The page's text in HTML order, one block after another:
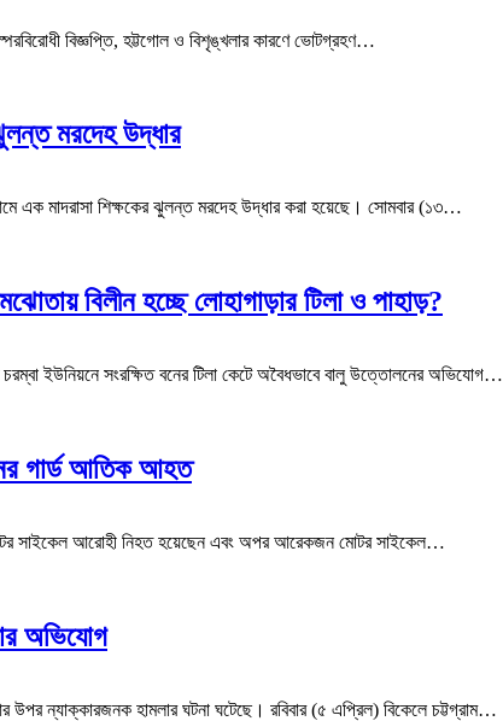
বিজ্ঞপ্তি, হট্টগোল ও বিশৃঙ্খলার কারণে ভোটগ্রহণ…
মরদেহ উদ্ধার
এক মাদরাসা শিক্ষকের ঝুলন্ত মরদেহ উদ্ধার করা হয়েছে। সোমবার (১৩…
বিলীন হচ্ছে লোহাগাড়ার টিলা ও পাহাড়?
ইউনিয়নে সংরক্ষিত বনের টিলা কেটে অবৈধভাবে বালু উত্তোলনের অভিযোগ…
গার্ড আতিক আহত
সাইকেল আরোহী নিহত হয়েছেন এবং অপর আরেকজন মোটর সাইকেল…
অভিযোগ
ন্যাক্কারজনক হামলার ঘটনা ঘটেছে। রবিবার (৫ এপ্রিল) বিকেলে চট্টগ্রাম…